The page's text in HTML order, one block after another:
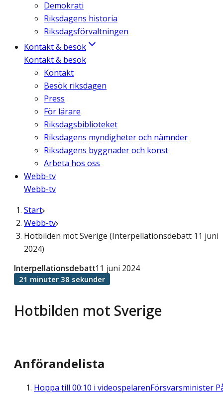
Demokrati
Riksdagens historia
Riksdagsförvaltningen
Kontakt & besök
Kontakt & besök
Kontakt
Besök riksdagen
Press
För lärare
Riksdagsbiblioteket
Riksdagens myndigheter och nämnder
Riksdagens byggnader och konst
Arbeta hos oss
Webb-tv
Webb-tv
Start
Webb-tv
Hotbilden mot Sverige (Interpellationsdebatt 11 juni
2024)
Hotbilden mot Sverige
Interpellationsdebatt11 juni 2024
21 minuter 38 sekunder
Anförandelista
Hoppa till 00:10 i videospelarenFörsvarsminister